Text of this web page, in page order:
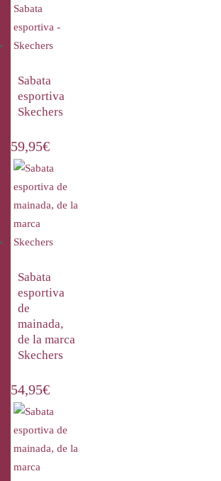
Sabata
esportiva
Skechers
59,95€
Sabata
esportiva
de
mainada,
de la marca
Skechers
54,95€